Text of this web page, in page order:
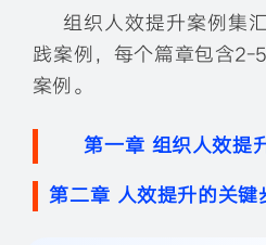
组织人效提升案例集
践案例，每个篇章包含2-
案例。
第一章 组织人效提
第二章 人效提升的关键